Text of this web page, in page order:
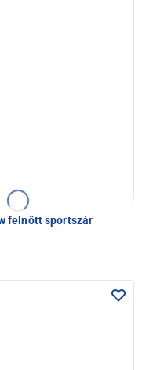
felnőtt sportszár